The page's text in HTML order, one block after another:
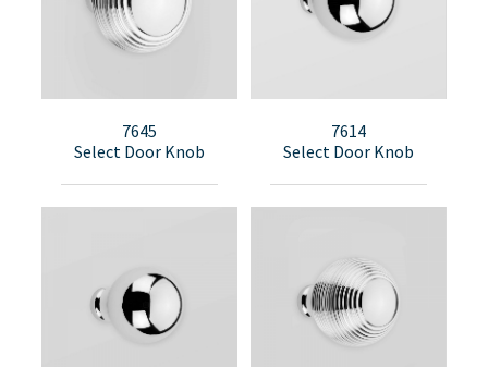
7645
Select Door Knob
7614
Select Door Knob